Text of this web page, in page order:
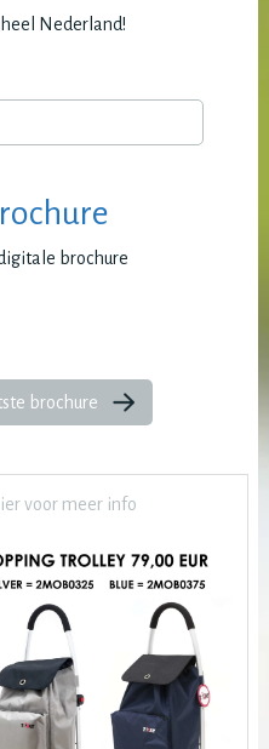
Nederland!
brochure
brochure
voor meer info